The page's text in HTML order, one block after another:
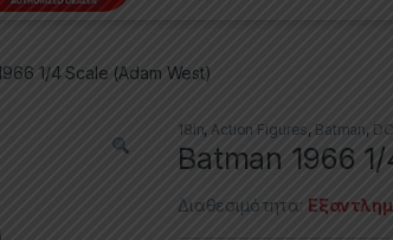
1/4 Scale (Adam West)
18in, Action Figures, Batman, DC
Batman 1966
Διαθεσιμότητα: